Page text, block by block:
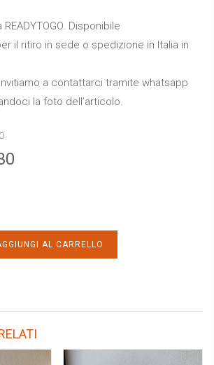
Disponibile
il ritiro in sede o spedizione in Italia in
a contattarci tramite whatsapp
la foto dell’articolo.
AL CARRELLO